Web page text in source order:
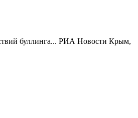
буллинга... РИА Новости Крым,